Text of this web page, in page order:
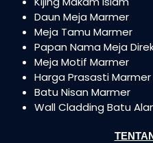
Daun Meja Marmer
Meja Tamu Marmer
Papan Nama Meja
Meja Motif Marmer
Harga Prasasti Marmer
Batu Nisan Marmer
Wall Cladding Batu